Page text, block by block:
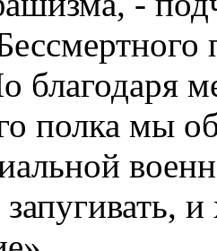
благодаря
полка мы